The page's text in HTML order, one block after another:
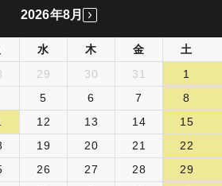
2026年8月
水 木 金
土
29 30 31
1
5 6 7
8
12 13 14
15
19 20 21
22
26 27 28
29